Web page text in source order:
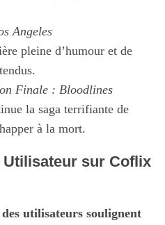
Angeles
pleine d’humour et de
Finale : Bloodlines
la saga terrifiante de
à la mort.
sur Coflix
utilisateurs soulignent